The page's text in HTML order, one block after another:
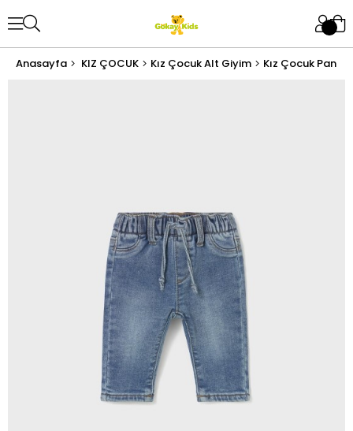
Anasayfa KIZ ÇOCUK Kız Çocuk Alt Giyim Kız Çocuk